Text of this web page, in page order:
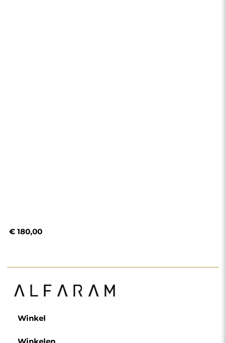
€ 180,00
Winkel